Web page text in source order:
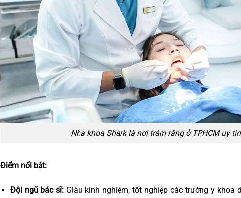
Nha khoa Shark là nơi trám răng ở TPHCM uy
Điểm nổi bật:
Đội ngũ bác sĩ: Giàu kinh nghiệm, tốt nghiệp các trường y khoa